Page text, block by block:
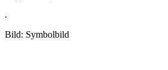
.
Bild: Symbolbild